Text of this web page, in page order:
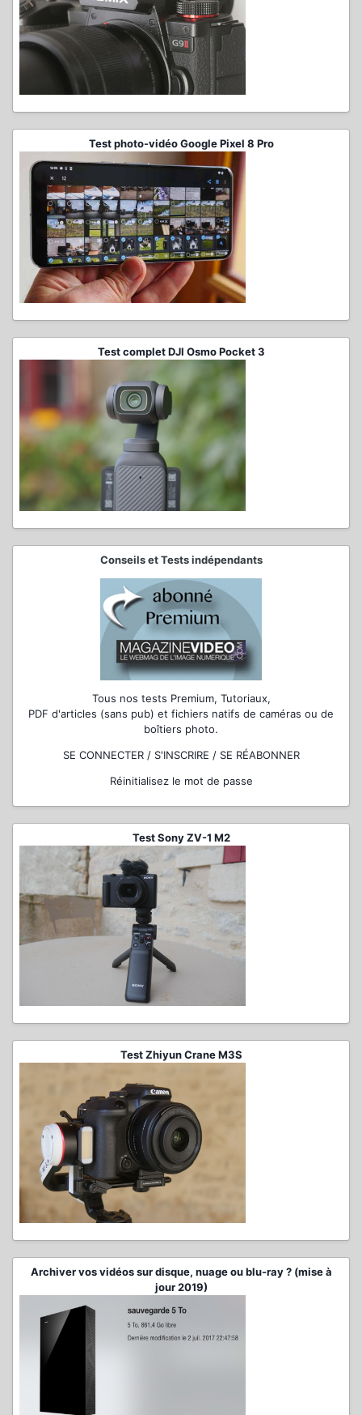
Test photo-vidéo Google Pixel 8 Pro
Test complet DJI Osmo Pocket 3
Conseils et Tests indépendants
Tous nos tests Premium, Tutoriaux,
PDF d'articles (sans pub) et fichiers natifs de caméras ou de
boîtiers photo.
SE CONNECTER / S'INSCRIRE / SE RÉABONNER
Réinitialisez le mot de passe
Test Sony ZV-1 M2
Test Zhiyun Crane M3S
Archiver vos vidéos sur disque, nuage ou blu-ray ? (mise à
jour 2019)